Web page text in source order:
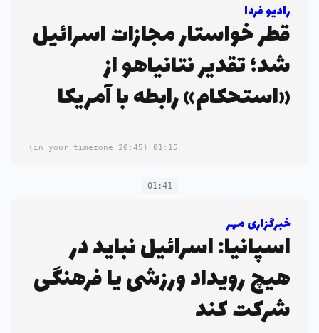
رادیو فردا
قطر خواستار مجازات اسرائیل
شد؛ تقدیر نتانیاهو از
«استحکام» رابطه با آمریکا
01:15
(20:45 in your timezone)
01:41
خبرگزاری مهر
اسپانیا: اسرائیل نباید در
هیچ رویداد ورزشی یا فرهنگی
شرکت کند